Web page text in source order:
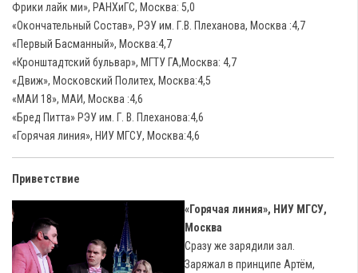
Фрики лайк ми», РАНХиГС, Москва: 5,0
«Окончательный Состав», РЭУ им. Г.В. Плеханова, Москва :4,7
«Первый Басманный», Москва:4,7
«Кронштадтский бульвар», МГТУ ГА,Москва: 4,7
«Движ», Московский Политех, Москва:4,5
«МАИ 18», МАИ, Москва :4,6
«Бред Питта» РЭУ им. Г. В. Плеханова:4,6
«Горячая линия», НИУ МГСУ, Москва:4,6
Приветствие
«Горячая линия», НИУ МГСУ,
Москва
Сразу же зарядили зал.
Заряжал в принципе Артём,